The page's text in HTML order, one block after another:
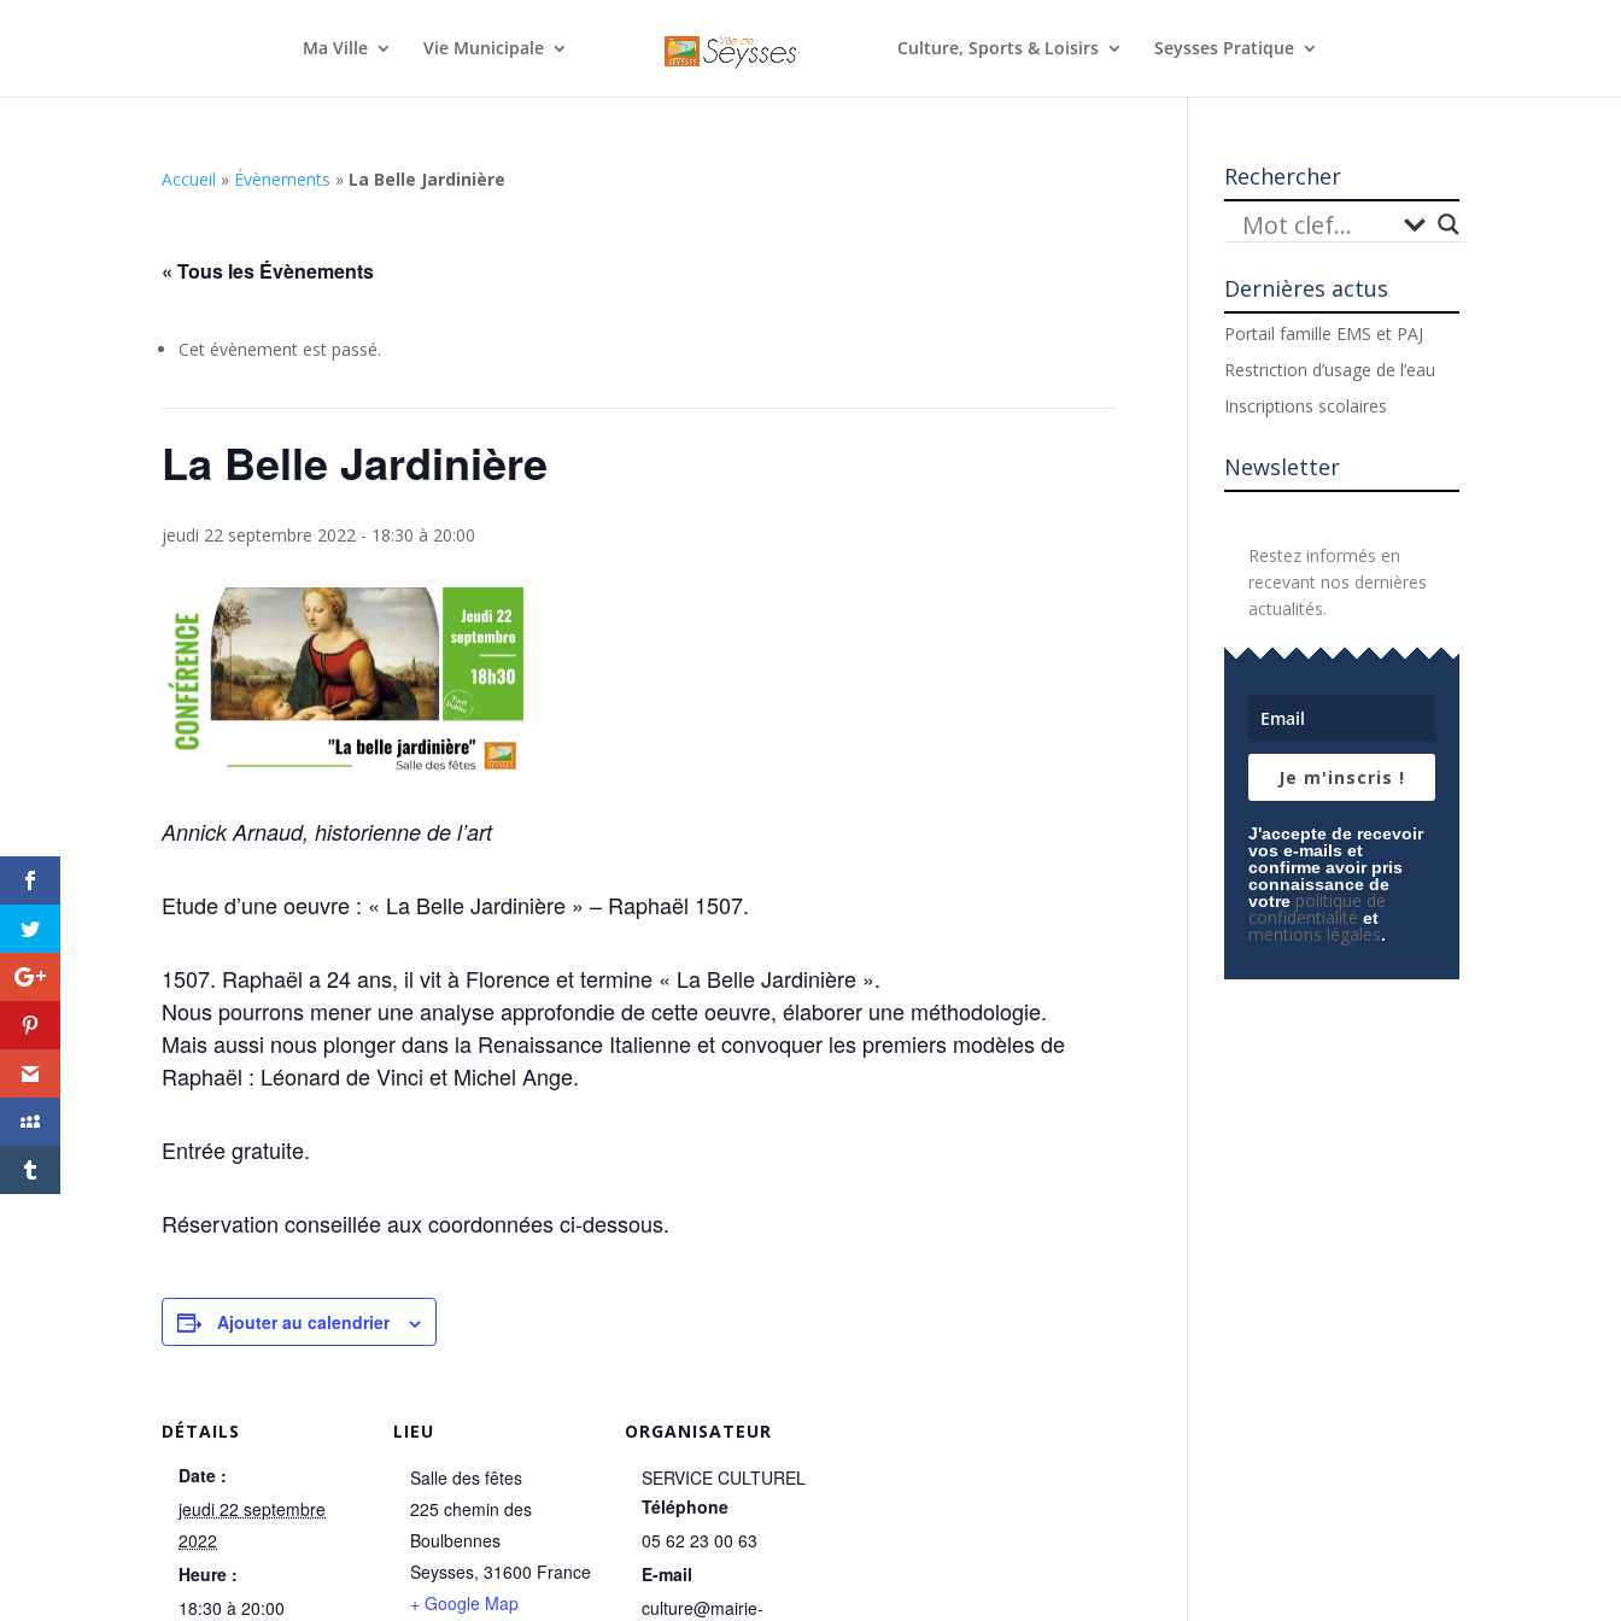
Ma Ville Vie Municipale Culture, Sports & Loisirs Seysses Pratique
Accueil » Évènements » La Belle Jardinière
« Tous les Évènements
Cet évènement est passé.
La Belle Jardinière
jeudi 22 septembre 2022 - 18:30 à 20:00
Annick Arnaud, historienne de l’art
Etude d’une oeuvre : « La Belle Jardinière » – Raphaël 1507.
1507. Raphaël a 24 ans, il vit à Florence et termine « La Belle Jardinière ».
Nous pourrons mener une analyse approfondie de cette oeuvre, élaborer une méthodologie.
Mais aussi nous plonger dans la Renaissance Italienne et convoquer les premiers modèles de
Raphaël : Léonard de Vinci et Michel Ange.
Entrée gratuite.
Réservation conseillée aux coordonnées ci-dessous.
Ajouter au calendrier
DÉTAILS
Date :
jeudi 22 septembre
2022
Heure :
18:30 à 20:00
LIEU
Salle des fêtes
225 chemin des
Boulbennes
Seysses, 31600 France
+ Google Map
ORGANISATEUR
SERVICE CULTUREL
Téléphone
05 62 23 00 63
E-mail
culture@mairie-
Rechercher
Dernières actus
Portail famille EMS et PAJ
Restriction d’usage de l’eau
Inscriptions scolaires
Newsletter
Restez informés en
recevant nos dernières
actualités.
Je m'inscris !
J'accepte de recevoir
vos e-mails et
confirme avoir pris
connaissance de
votre politique de
confidentialité et
mentions légales.